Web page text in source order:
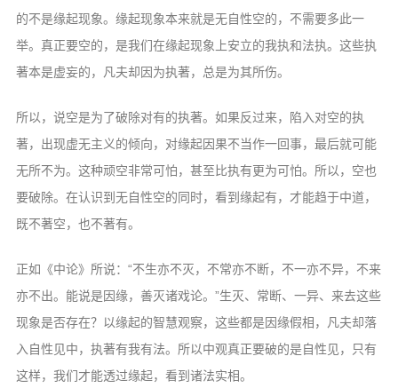
的不是缘起现象。缘起现象本来就是无自性空的，不需要多此一
举。真正要空的，是我们在缘起现象上安立的我执和法执。这些执
著本是虚妄的，凡夫却因为执著， 总是为其所伤。
所以，说空是为了破除对有的执著。如果反过来，陷入对空的执
著，出现虚无主义的倾向，对缘起因果不当作一回事，最后就可能
无所不为。这种顽空非常可怕，甚至比执有更为可怕。所以，空也
要破除。在认识到无自性空的同时，看到缘起有，才能趋于中道，
既不著空，也不著有。
正如《中论》所说：“不生亦不灭，不常亦不断，不一亦不异，不来
亦不出。能说是因缘，善灭诸戏论。”生灭、常断、一异、 来去这些
现象是否存在？以缘起的智慧观察，这些都是因缘假相，凡夫却落
入自性见中，执著有我有法。所以中观真正要破的是自性见，只有
这样，我们才能透过缘起，看到诸法实相。